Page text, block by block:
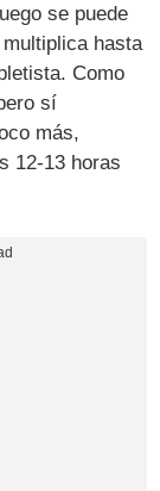
se puede
hasta
Como
sí
más,
12-13 horas